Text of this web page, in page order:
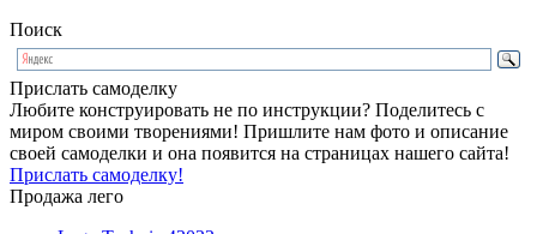
Поиск
Прислать самоделку
Любите конструировать не по инструкции? Поделитесь с
миром своими творениями! Пришлите нам фото и описание
своей самоделки и она появится на страницах нашего сайта!
Прислать самоделку!
Продажа лего